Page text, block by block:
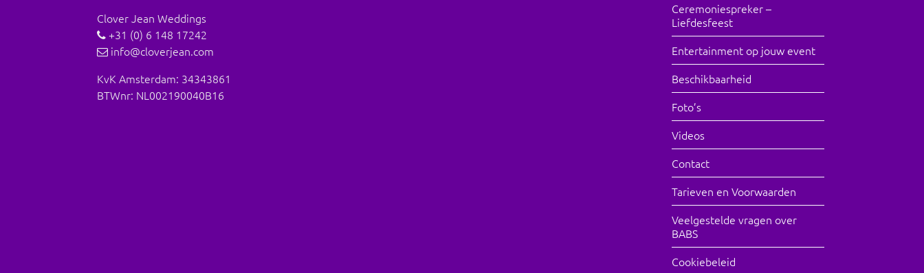
Clover Jean Weddings
+31 (0) 6 148 17242
info@cloverjean.com
KvK Amsterdam: 34343861
BTWnr: NL002190040B16
Ceremoniespreker –
Liefdesfeest
Entertainment op jouw event
Beschikbaarheid
Foto’s
Videos
Contact
Tarieven en Voorwaarden
Veelgestelde vragen over
BABS
Cookiebeleid